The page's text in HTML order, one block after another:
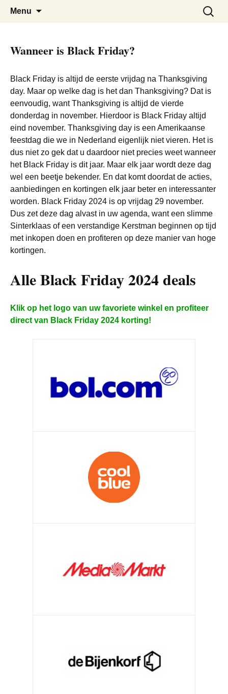
Black Friday Super SALE
De beste kortingen bij elkaar!
Menu
Zoeken
naar:
Wanneer is Black Friday?
Black Friday is altijd de eerste vrijdag na Thanksgiving
day. Maar op welke dag is het dan Thanksgiving? Dat is
eenvoudig, want Thanksgiving is altijd de vierde
donderdag in november. Hierdoor is Black Friday altijd
eind november. Thanksgiving day is een Amerikaanse
feestdag die we in Nederland eigenlijk niet vieren. Het is
dus niet zo gek dat u daardoor niet precies weet wanneer
het Black Friday is dit jaar. Maar elk jaar wordt deze dag
wel een beetje bekender. En dat komt doordat de acties,
aanbiedingen en kortingen elk jaar beter en interessanter
worden. Black Friday 2024 is op vrijdag 29 november.
Dus zet deze dag alvast in uw agenda, want een slimme
Sinterklaas of een verstandige Kerstman beginnen op tijd
met inkopen doen en profiteren op deze manier van hoge
kortingen.
Alle Black Friday 2024 deals
Klik op het logo van uw favoriete winkel en profiteer
direct van Black Friday 2024 korting!